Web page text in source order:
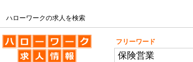
ハローワークの求人を検索
ハローワークの求人を検索 フリーワード